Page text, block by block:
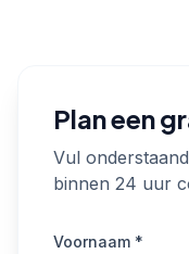
Plan een
Vul
binnen 24 uur
Voornaam *